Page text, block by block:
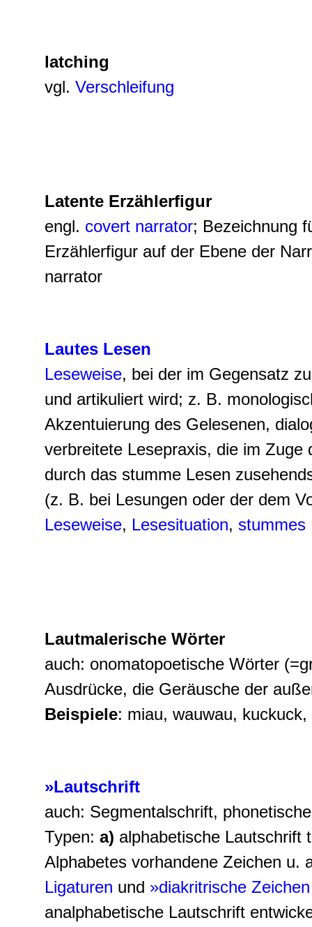
latching
vgl. Verschleifung
Latente Erzählerfigur
engl. covert narrator; Bezeichnung
Erzählerfigur auf der Ebene der
narrator
Lautes Lesen
Leseweise, bei der im Gegensatz
und artikuliert wird; z. B.
Akzentuierung des Gelesenen,
verbreitete Lesepraxis, die im
durch das stumme Lesen
(z. B. bei Lesungen oder der dem
Leseweise, Lesesituation, stummes
Lautmalerische Wörter
auch: onomatopoetische Wörter
Ausdrücke, die Geräusche der
Beispiele: miau, wauwau, kuckuck,
»Lautschrift
auch: Segmentalschrift,
Typen: a) alphabetische Lautschrift
Alphabetes vorhandene Zeichen u.
Ligaturen und »diakritrische
analphabetische Lautschrift